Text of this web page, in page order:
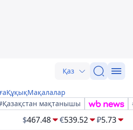
Қаз
ҚұқықМақалалар
мақтанышы
$467.48 €539.52 ₽5.73